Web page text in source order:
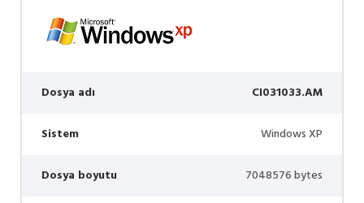
Dosya adı CI031033.AM
Sistem Windows XP
Dosya boyutu 7048576 bytes